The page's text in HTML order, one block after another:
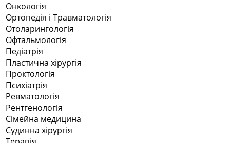
Онкологія
Ортопедія і Травматологія
Отоларингологія
Офтальмологія
Педіатрія
Пластична хірургія
Проктологія
Психіатрія
Ревматологія
Рентгенологія
Сімейна медицина
Судинна хірургія